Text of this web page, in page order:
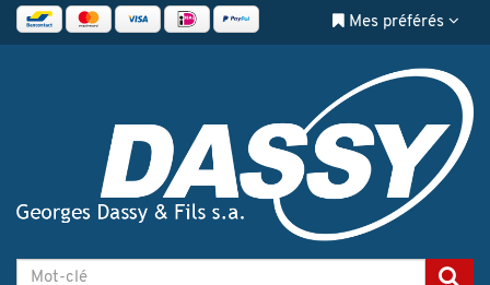
Mes préférés